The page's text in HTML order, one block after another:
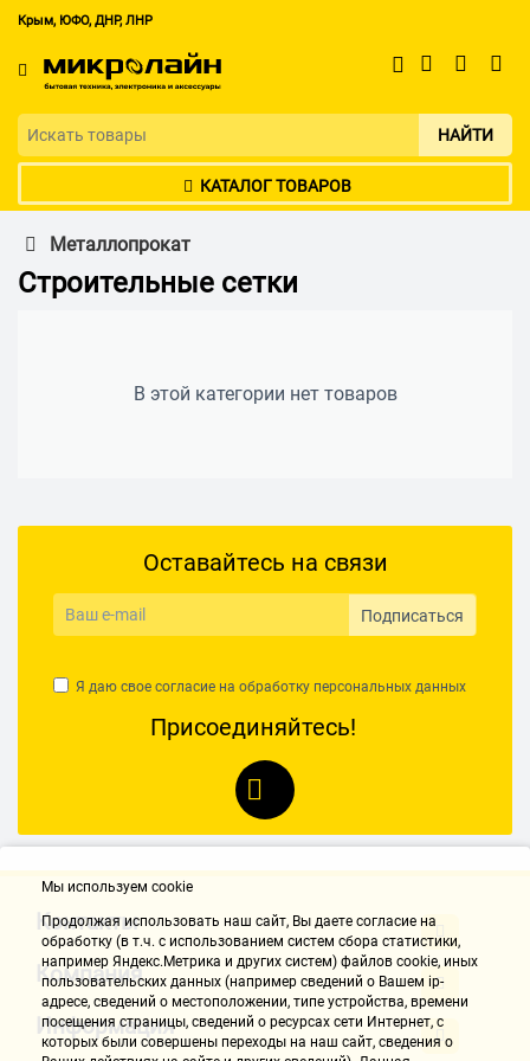
Крым, ЮФО, ДНР, ЛНР
НАЙТИ
КАТАЛОГ ТОВАРОВ
Металлопрокат
Строительные сетки
В этой категории нет товаров
Оставайтесь на связи
Подписаться
Я даю свое согласие на обработку персональных данных
Присоединяйтесь!
Контакты
Компания
Информация
Мы используем cookie
Продолжая использовать наш cайт, Вы даете согласие на
обработку (в т.ч. с использованием систем сбора статистики,
например Яндекс.Метрика и других систем) файлов cookie, иных
пользовательских данных (например сведений о Вашем ip-
адресе, сведений о местоположении, типе устройства, времени
посещения страницы, сведений о ресурсах сети Интернет, с
которых были совершены переходы на наш сайт, сведения о